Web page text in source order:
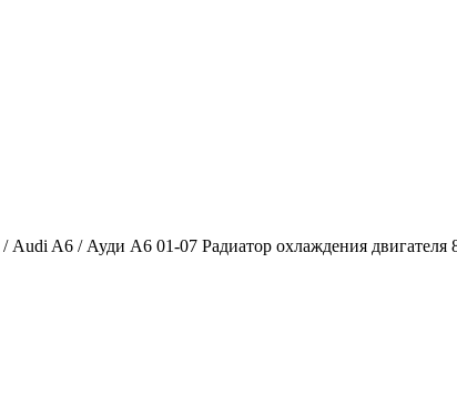
/ Audi A6 / Ауди А6 01-07 Радиатор охлаждения двигателя